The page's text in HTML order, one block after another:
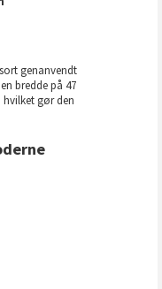
genanvendt
bredde på 47
hvilket gør den